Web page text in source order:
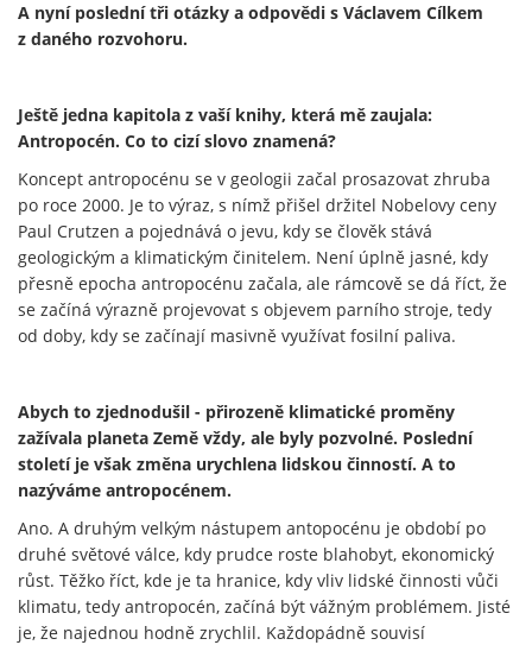
A nyní poslední tři otázky a odpovědi s Václavem Cílkem
z daného rozvohoru.
Ještě jedna kapitola z vaší knihy, která mě zaujala:
Antropocén. Co to cizí slovo znamená?
Koncept antropocénu se v geologii začal prosazovat zhruba
po roce 2000. Je to výraz, s nímž přišel držitel Nobelovy ceny
Paul Crutzen a pojednává o jevu, kdy se člověk stává
geologickým a klimatickým činitelem. Není úplně jasné, kdy
přesně epocha antropocénu začala, ale rámcově se dá říct, že
se začíná výrazně projevovat s objevem parního stroje, tedy
od doby, kdy se začínají masivně využívat fosilní paliva.
Abych to zjednodušil - přirozeně klimatické proměny
zažívala planeta Země vždy, ale byly pozvolné. Poslední
století je však změna urychlena lidskou činností. A to
nazýváme antropocénem.
Ano. A druhým velkým nástupem antopocénu je období po
druhé světové válce, kdy prudce roste blahobyt, ekonomický
růst. Těžko říct, kde je ta hranice, kdy vliv lidské činnosti vůči
klimatu, tedy antropocén, začíná být vážným problémem. Jisté
je, že najednou hodně zrychlil. Každopádně souvisí